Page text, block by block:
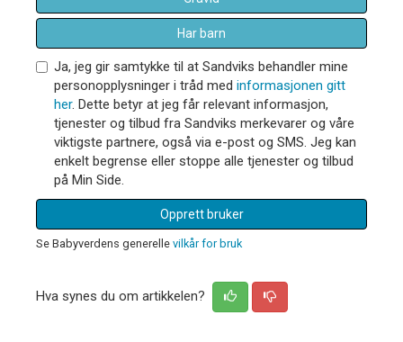
Har barn
Ja, jeg gir samtykke til at Sandviks behandler mine
personopplysninger i tråd med informasjonen gitt
her. Dette betyr at jeg får relevant informasjon,
tjenester og tilbud fra Sandviks merkevarer og våre
viktigste partnere, også via e-post og SMS. Jeg kan
enkelt begrense eller stoppe alle tjenester og tilbud
på Min Side.
Opprett bruker
Se Babyverdens generelle vilkår for bruk
Hva synes du om artikkelen?